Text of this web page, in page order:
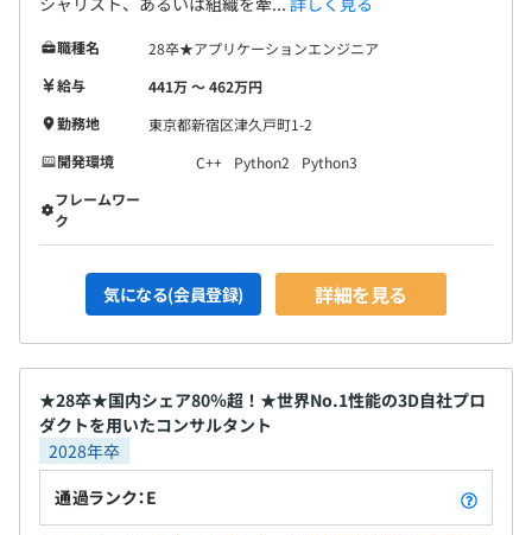
職種名
28卒★アプリケーションエンジニア
給与
441万 〜 462万円
勤務地
東京都新宿区津久戸町1-2
開発環境
C++ Python2
Python3
フレームワー
ク
気になる(会員登録) 詳細を見る
★28卒★国内シェア80％超！★世界No.1性能の3D自社プロ
ダクトを用いたコンサルタント
2028年卒
通過ランク：E